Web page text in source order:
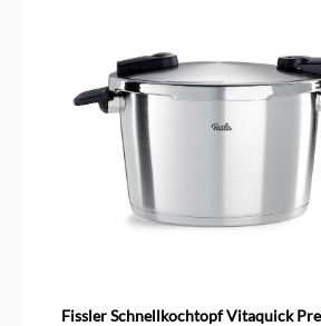
Fissler Schnellkochtopf Vitaquick